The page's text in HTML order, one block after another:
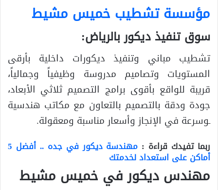
مؤسسة تشطيب خميس مشيط
سوق تنفيذ ديكور بالرياض:
تشطيب مباني وتنفيذ ديكورات داخلية بأرقى
المستويات وتصاميم مدروسة وظيفياً وجمالياً،
قريبة للواقع بأقوى برامج التصميم ثلاثي الأبعاد،
جودة ودقة بالتصميم بالتعاون مع مكاتب هندسية
ـوسرعة في الإنجاز وأسعار مناسبة ومعقولة.
ربما تفيدك قراءة : مهندسة ديكور في جده .. أفضل 5
أماكن على استعداد لخدمتك
مهندس ديكور في خميس مشيط